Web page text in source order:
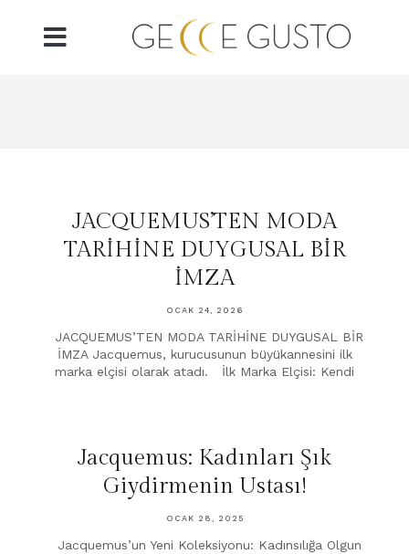
JACQUEMUS’TEN MODA
TARİHİNE DUYGUSAL BİR
İMZA
OCAK 24, 2026
JACQUEMUS’TEN MODA TARİHİNE DUYGUSAL BİR
İMZA Jacquemus, kurucusunun büyükannesini ilk
marka elçisi olarak atadı. İlk Marka Elçisi: Kendi
Jacquemus: Kadınları Şık
Giydirmenin Ustası!
OCAK 28, 2025
Jacquemus’un Yeni Koleksiyonu: Kadınsılığa Olgun